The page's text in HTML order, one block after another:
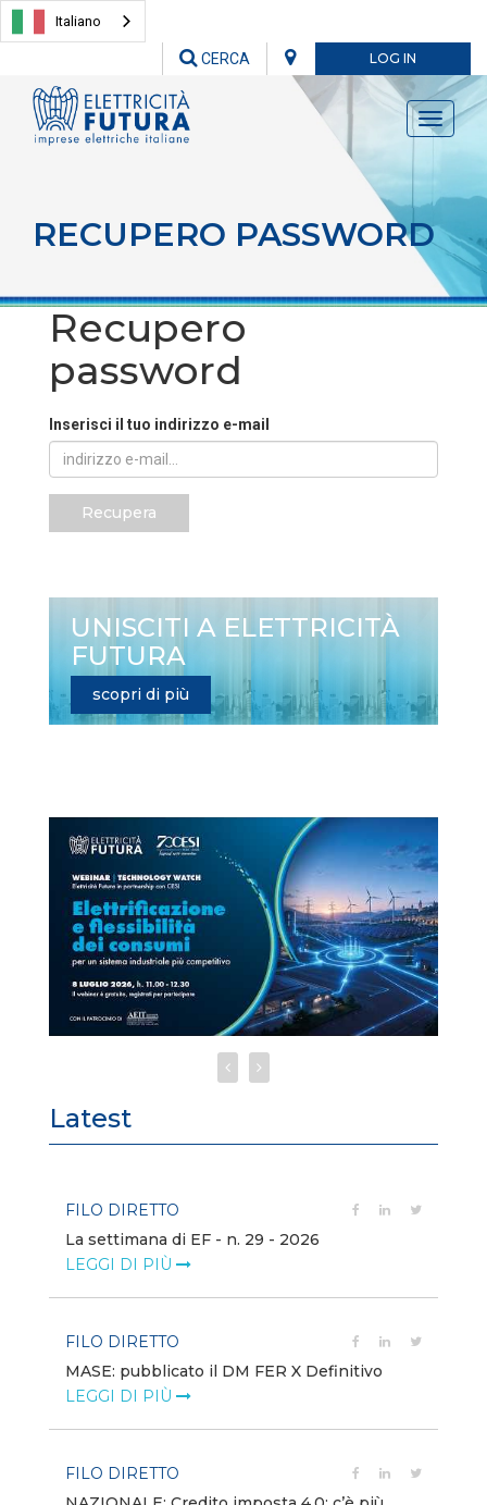
Italiano
LOG IN
CERCA
Toggle
RECUPERO PASSWORD
Recupero
password
Inserisci il tuo indirizzo e-mail
Recupera
UNISCITI A ELETTRICITÀ
FUTURA
scopri di più
Latest
FILO DIRETTO
La settimana di EF - n. 29 - 2026
LEGGI DI PIÙ
FILO DIRETTO
MASE: pubblicato il DM FER X Definitivo
LEGGI DI PIÙ
FILO DIRETTO